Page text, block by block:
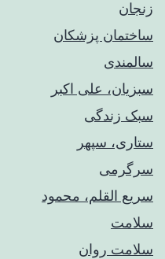
زنجان
ساختمان پزشکان
سالمندی
سبزیان، علی اکبر
سبک زندگی
ستاری، سپهر
سرگرمی
سریع القلم، محمود
سلامت
سلامت روان